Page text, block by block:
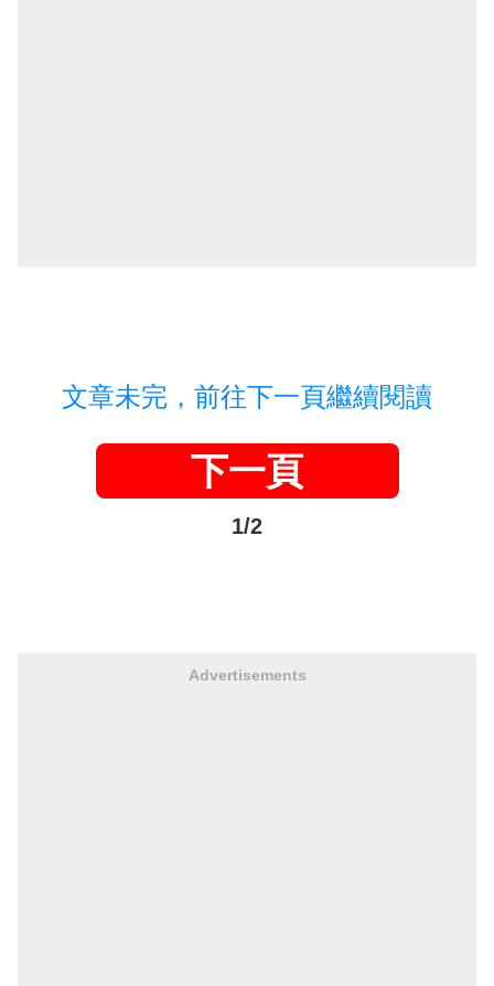
文章未完，前往下一頁繼續閱讀
下一頁
1/2
Advertisements